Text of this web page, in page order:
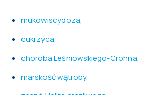
mukowiscydoza,
cukrzyca,
choroba Leśniowskiego-Crohna,
marskość wątroby,